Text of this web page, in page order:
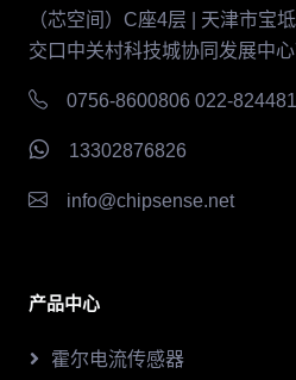
（芯空间）C座4层 | 天津市宝
交口中关村科技城协同发展中
0756-8600806 022-
13302876826
info@chipsense.net
产品中心
霍尔电流传感器